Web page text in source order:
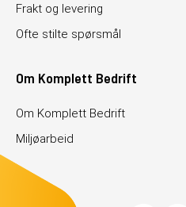
Frakt og levering
Ofte stilte spørsmål
Om Komplett Bedrift
Om Komplett Bedrift
Miljøarbeid